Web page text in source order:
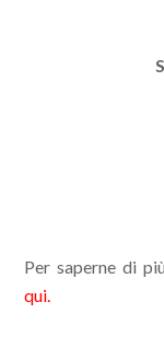
Per saperne di
qui.